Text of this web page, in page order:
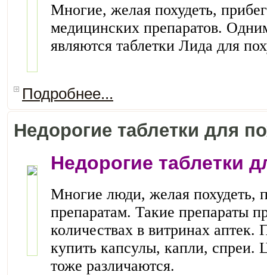
Многие, желая похудеть,
медицинских препаратов.
являются таблетки Лида для
Подробнее...
Недорогие таблетки для
Недорогие таблетки
Многие люди, желая похудеть,
препаратам. Такие препараты
количествах в витринах
купить капсулы, капли, спреи.
тоже различаются.